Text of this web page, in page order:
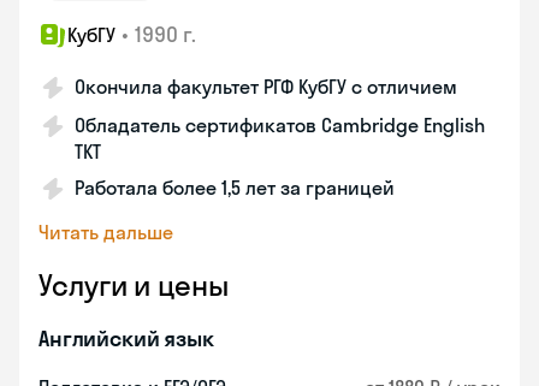
КубГУ • 1990 г.
Окончила факультет РГФ КубГУ с отличием
Обладатель сертификатов Cambridge English
TKT
Работала более 1,5 лет за границей
Читать дальше
Услуги и цены
Английский язык